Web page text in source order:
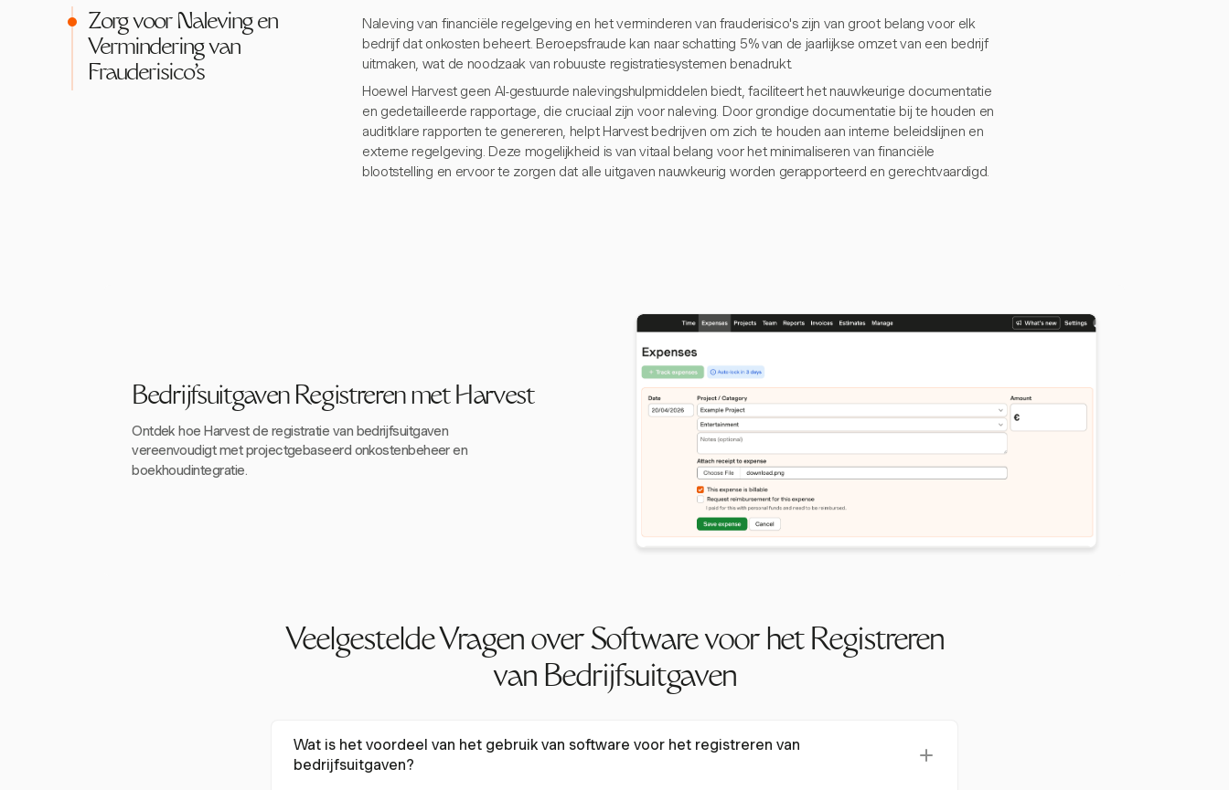
Zorg voor Naleving en
Vermindering van
Frauderisico's
Naleving van financiële regelgeving en het verminderen van frauderisico's zijn van groot belang voor elk
bedrijf dat onkosten beheert. Beroepsfraude kan naar schatting 5% van de jaarlijkse omzet van een bedrijf
uitmaken, wat de noodzaak van robuuste registratiesystemen benadrukt.
Hoewel Harvest geen AI-gestuurde nalevingshulpmiddelen biedt, faciliteert het nauwkeurige documentatie
en gedetailleerde rapportage, die cruciaal zijn voor naleving. Door grondige documentatie bij te houden en
auditklare rapporten te genereren, helpt Harvest bedrijven om zich te houden aan interne beleidslijnen en
externe regelgeving. Deze mogelijkheid is van vitaal belang voor het minimaliseren van financiële
blootstelling en ervoor te zorgen dat alle uitgaven nauwkeurig worden gerapporteerd en gerechtvaardigd.
Bedrijfsuitgaven Registreren met Harvest
Ontdek hoe Harvest de registratie van bedrijfsuitgaven
vereenvoudigt met projectgebaseerd onkostenbeheer en
boekhoudintegratie.
Veelgestelde Vragen over Software voor het Registreren
van Bedrijfsuitgaven
Wat is het voordeel van het gebruik van software voor het registreren van
bedrijfsuitgaven?